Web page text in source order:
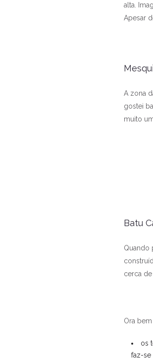
alta.
Apesar
A zona
gostei
muito
Batu
Quando
cerca
Ora bem
os
faz-se